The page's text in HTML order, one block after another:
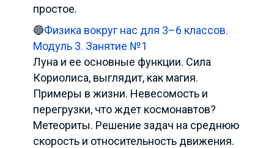
простое.
🔵Физика вокруг нас для 3–6 классов.
Модуль 3. Занятие №1
Луна и ее основные функции. Сила
Кориолиса, выглядит, как магия.
Примеры в жизни. Невесомость и
перегрузки, что ждет космонавтов?
Метеориты. Решение задач на среднюю
скорость и относительность движения.